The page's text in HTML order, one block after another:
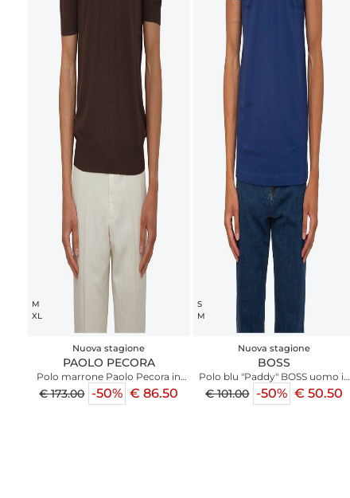
M
XL
Nuova stagione
PAOLO PECORA
Polo marrone Paolo Pecora in
cotone rasato
€ 173.00 -50% € 86.50
S
M
Nuova stagione
BOSS
Polo blu "Paddy" BOSS uomo in
pregiato cotone
€ 101.00 -50% € 50.50